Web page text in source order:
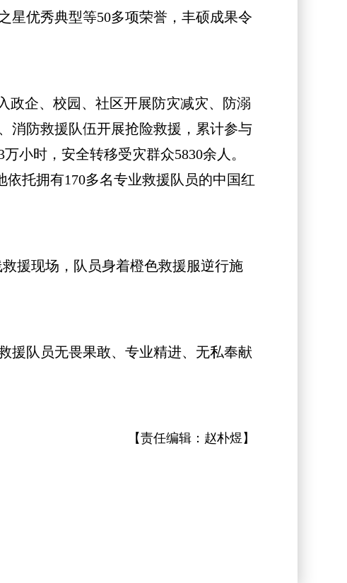
星优秀典型等50多项荣誉，丰硕成果令
企、校园、社区开展防灾减灾、防溺
消防救援队伍开展抢险救援，累计参与
小时，安全转移受灾群众5830余人。
托拥有170多名专业救援队员的中国红
援现场，队员身着橙色救援服逆行施
队员无畏果敢、专业精进、无私奉献
【责任编辑： 赵朴煜 】